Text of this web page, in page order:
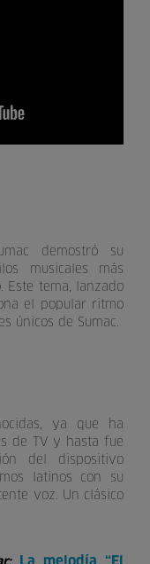
demostró su
musicales más
Este tema, lanzado
el popular ritmo
únicos de Sumac.
ya que ha
de TV y hasta fue
del dispositivo
latinos con su
voz. Un clásico
La melodía “El